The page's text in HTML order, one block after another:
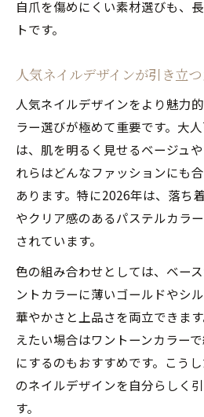
自爪を傷めにくい素材選びも、
トです。
人気ネイルデザインが引き立
人気ネイルデザインをより魅力
ラー選びが極めて重要です。大
は、肌を明るく見せるベージュ
れらはどんなファッションにも
あります。特に2026年は、落ち
やクリア感のあるパステルカラ
されています。
色の組み合わせとしては、ベー
ントカラーに薄いゴールドやシ
華やかさと上品さを両立できま
えたい場合はワントーンカラー
にするのもおすすめです。こう
のネイルデザインを自分らしく
す。